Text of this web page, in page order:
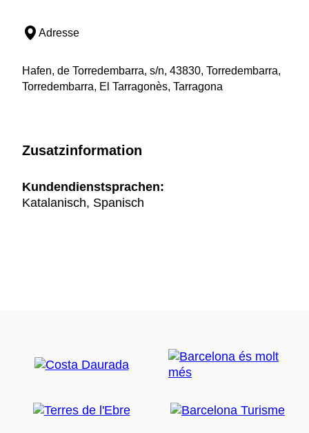
Adresse
Hafen, de Torredembarra, s/n, 43830, Torredembarra,
Torredembarra, El Tarragonès, Tarragona
Zusatzinformation
Kundendienstsprachen:
Katalanisch, Spanisch